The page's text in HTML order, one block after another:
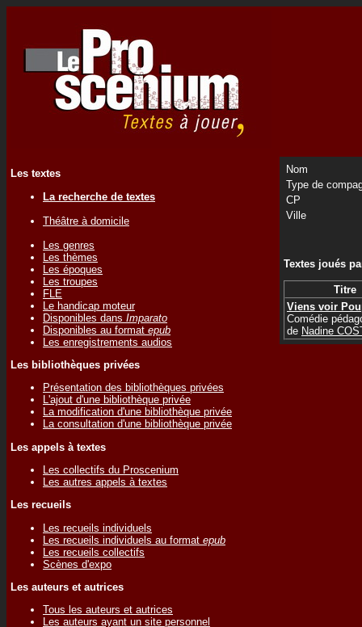
Les textes
La recherche de textes
Théâtre à domicile
Les genres
Les thèmes
Les époques
Les troupes
FLE
Le handicap moteur
Disponibles dans Imparato
Disponibles au format epub
Les enregistrements audios
Les bibliothèques privées
Présentation des bibliothèques privées
L'ajout d'une bibliothèque privée
La modification d'une bibliothèque privée
La consultation d'une bibliothèque privée
Les appels à textes
Les collectifs du Proscenium
Les autres appels à textes
Les recueils
Les recueils individuels
Les recueils individuels au format epub
Les recueils collectifs
Scènes d'expo
Les auteurs et autrices
Tous les auteurs et autrices
Les auteurs ayant un site personnel
Nom
Type de
CP
Ville
Textes joués
Titre
Viens voir
Comédie
de Nadine